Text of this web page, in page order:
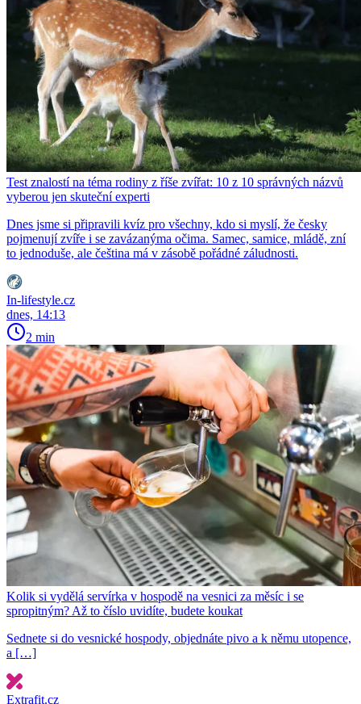
Test znalostí na téma rodiny z říše zvířat: 10 z 10 správných názvů
vyberou jen skuteční experti
Dnes jsme si připravili kvíz pro všechny, kdo si myslí, že česky
pojmenují zvíře i se zavázanýma očima. Samec, samice, mládě, zní
to jednoduše, ale čeština má v zásobě pořádné záludnosti.
In-lifestyle.cz
dnes, 14:13
2 min
Kolik si vydělá servírka v hospodě na vesnici za měsíc i se
spropitným? Až to číslo uvidíte, budete koukat
Sednete si do vesnické hospody, objednáte pivo a k němu utopence,
a […]
Extrafit.cz